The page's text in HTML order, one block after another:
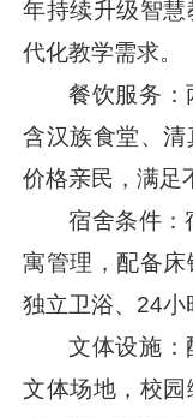
年持续升级智
代化教学需求。
餐饮服务：
含汉族食堂、清
价格亲民，满足
宿舍条件：
寓管理，配备床
独立卫浴、24小
文体设施：
文体场地，校